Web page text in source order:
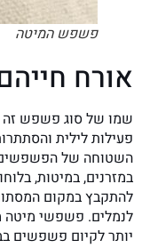
פשפש המיטה
אורח
שמו של סוג פשפש זה
פעילות לילית
השטוחה של הפשפשים
במזרנים, במיטות,
להתקבץ במקום
לנמלים. פשפשי מיטה
יותר לקיום פשפשים